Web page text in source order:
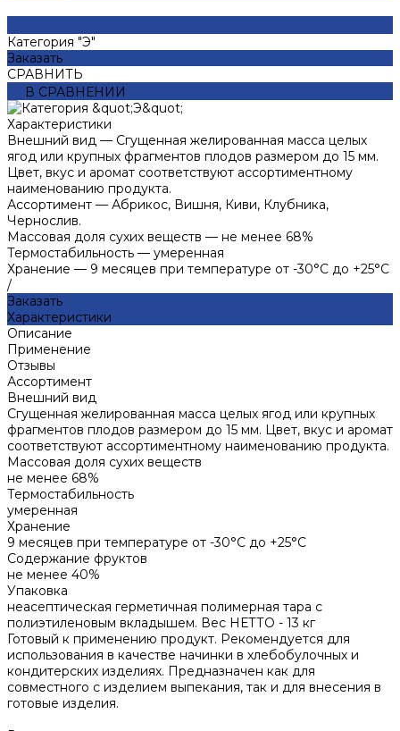
Категория "Э"
Заказать
СРАВНИТЬ
В СРАВНЕНИИ
Характеристики
Внешний вид — Сгущенная желированная масса целых
ягод или крупных фрагментов плодов размером до 15 мм.
Цвет, вкус и аромат соответствуют ассортиментному
наименованию продукта.
Ассортимент — Абрикос, Вишня, Киви, Клубника,
Чернослив.
Массовая доля сухих веществ — не менее 68%
Термостабильность — умеренная
Хранение — 9 месяцев при температуре от -30°С до +25°С
/
Заказать
Характеристики
Описание
Применение
Отзывы
Ассортимент
Внешний вид
Сгущенная желированная масса целых ягод или крупных
фрагментов плодов размером до 15 мм. Цвет, вкус и аромат
соответствуют ассортиментному наименованию продукта.
Массовая доля сухих веществ
не менее 68%
Термостабильность
умеренная
Хранение
9 месяцев при температуре от -30°С до +25°С
Содержание фруктов
не менее 40%
Упаковка
неасептическая герметичная полимерная тара с
полиэтиленовым вкладышем. Вес НЕТТО - 13 кг
Готовый к применению продукт. Рекомендуется для
использования в качестве начинки в хлебобулочных и
кондитерских изделиях. Предназначен как для
совместного с изделием выпекания, так и для внесения в
готовые изделия.